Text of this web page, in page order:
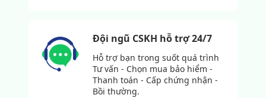
Đội ngũ CSKH hỗ trợ 24/7
Hỗ trợ bạn trong suốt quá trình
Tư vấn - Chọn mua bảo hiểm -
Thanh toán - Cấp chứng nhận -
Bồi thường.